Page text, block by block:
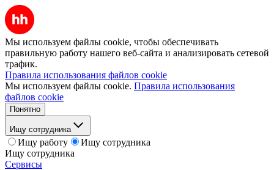
Мы используем файлы cookie, чтобы обеспечивать
правильную работу нашего веб-сайта и анализировать сетевой
трафик.
Правила использования файлов cookie
Мы используем файлы cookie. Правила использования
файлов cookie
Понятно
Ищу сотрудника
Ищу работу
Ищу сотрудника
Ищу сотрудника
Сервисы